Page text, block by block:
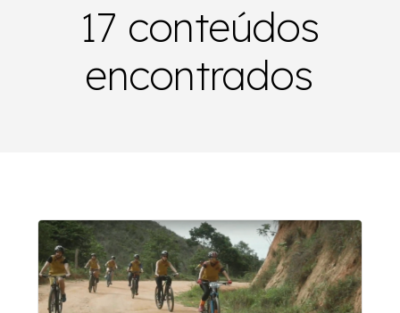
17 conteúdos
encontrados